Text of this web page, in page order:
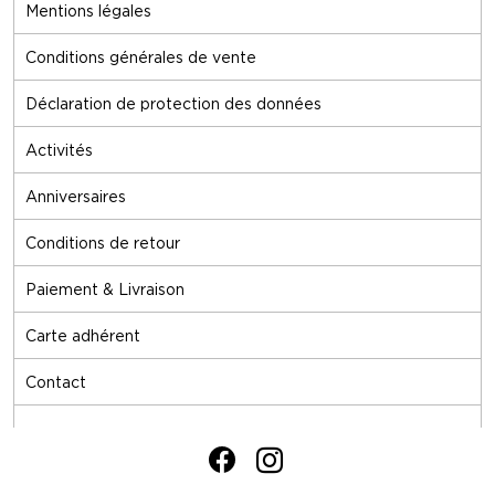
Mentions légales
Conditions générales de vente
Déclaration de protection des données
Activités
Anniversaires
Conditions de retour
Paiement & Livraison
Carte adhérent
Contact